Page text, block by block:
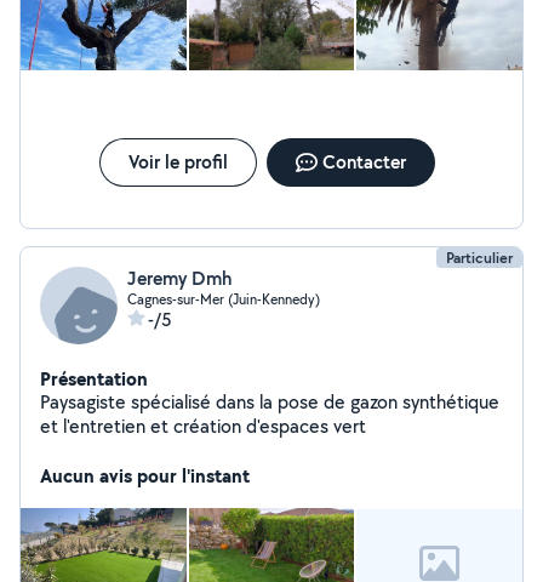
Voir le profil Contacter
Particulier
Jeremy Dmh
Cagnes-sur-Mer (Juin-Kennedy)
-/5
Présentation
Paysagiste spécialisé dans la pose de gazon synthétique
et l'entretien et création d'espaces vert
Aucun avis pour l'instant